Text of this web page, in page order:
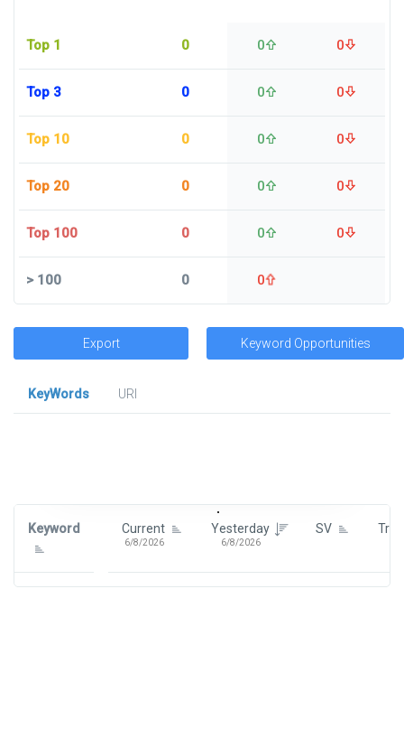
Top 1 0 0 0
Top 3 0 0 0
Top 10 0 0 0
Top 20 0 0 0
Top 100 0 0 0
>100 0 0
Export Keyword Opportunities
KeyWords
URl
Keyword Current
6/8/2026
Yesterday
6/8/2026
SV